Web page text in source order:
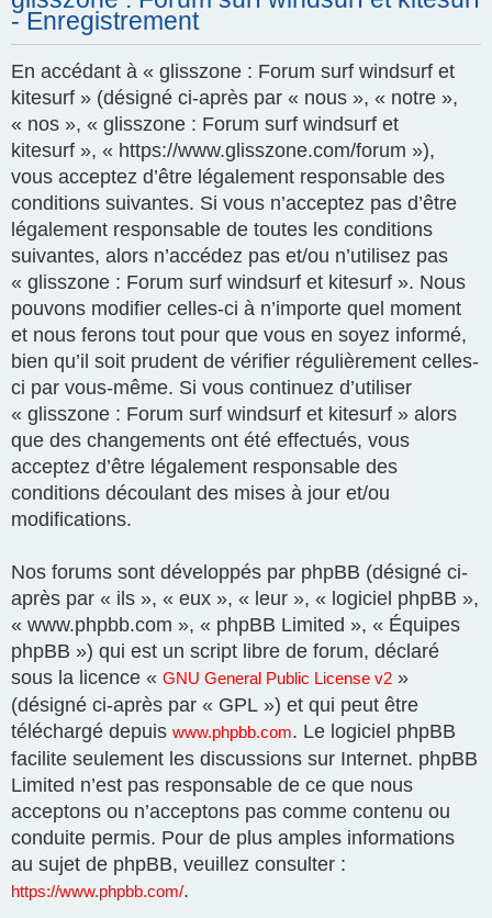
- Enregistrement
En accédant à « glisszone : Forum surf windsurf et
kitesurf » (désigné ci-après par « nous », « notre »,
« nos », « glisszone : Forum surf windsurf et
kitesurf », « https://www.glisszone.com/forum »),
vous acceptez d’être légalement responsable des
conditions suivantes. Si vous n’acceptez pas d’être
légalement responsable de toutes les conditions
suivantes, alors n’accédez pas et/ou n’utilisez pas
« glisszone : Forum surf windsurf et kitesurf ». Nous
pouvons modifier celles-ci à n’importe quel moment
et nous ferons tout pour que vous en soyez informé,
bien qu’il soit prudent de vérifier régulièrement celles-
ci par vous-même. Si vous continuez d’utiliser
« glisszone : Forum surf windsurf et kitesurf » alors
que des changements ont été effectués, vous
acceptez d’être légalement responsable des
conditions découlant des mises à jour et/ou
modifications.
Nos forums sont développés par phpBB (désigné ci-
après par « ils », « eux », « leur », « logiciel phpBB »,
« www.phpbb.com », « phpBB Limited », « Équipes
phpBB ») qui est un script libre de forum, déclaré
sous la licence « GNU General Public License v2 »
(désigné ci-après par « GPL ») et qui peut être
téléchargé depuis www.phpbb.com. Le logiciel phpBB
facilite seulement les discussions sur Internet. phpBB
Limited n’est pas responsable de ce que nous
acceptons ou n’acceptons pas comme contenu ou
conduite permis. Pour de plus amples informations
au sujet de phpBB, veuillez consulter :
https://www.phpbb.com/.